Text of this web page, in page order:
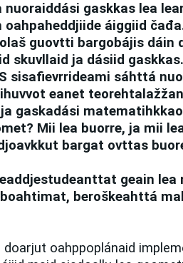
nuoraiddási gaskkas lea
áiggiid čađa
guovtti bargobájis dáin
skuvllaid ja dásiid
sisafievrrideami sáhttá
eanet
gaskadási
Mii lea buorre, ja mii
bargat ovttas
geain
beroškeahttá
doarjut oahppoplánaid